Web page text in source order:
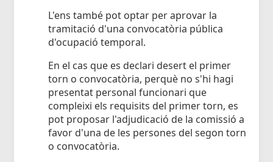
L'ens també pot optar per aprovar la
tramitació d'una convocatòria pública
d'ocupació temporal.
En el cas que es declari desert el primer
torn o convocatòria, perquè no s'hi hagi
presentat personal funcionari que
compleixi els requisits del primer torn, es
pot proposar l'adjudicació de la comissió a
favor d'una de les persones del segon torn
o convocatòria.